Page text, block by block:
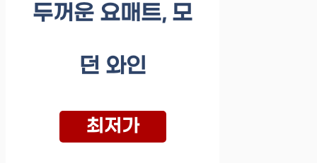
두꺼운 요매트, 모
던 와인
최저가